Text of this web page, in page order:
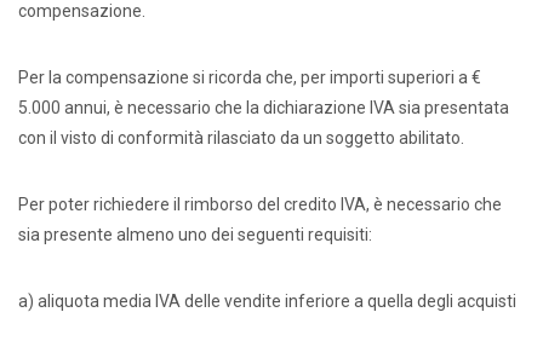
compensazione.
Per la compensazione si ricorda che, per importi superiori a €
5.000 annui, è necessario che la dichiarazione IVA sia presentata
con il visto di conformità rilasciato da un soggetto abilitato.
Per poter richiedere il rimborso del credito IVA, è necessario che
sia presente almeno uno dei seguenti requisiti:
a) aliquota media IVA delle vendite inferiore a quella degli acquisti